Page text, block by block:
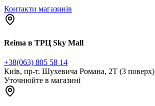
Контакти магазинів
Reima в ТРЦ Sky Mall
+38(063) 805 58 14
Київ, пр-т. Шухевича Романа, 2Т (3 поверх)
Уточнюйте в магазині